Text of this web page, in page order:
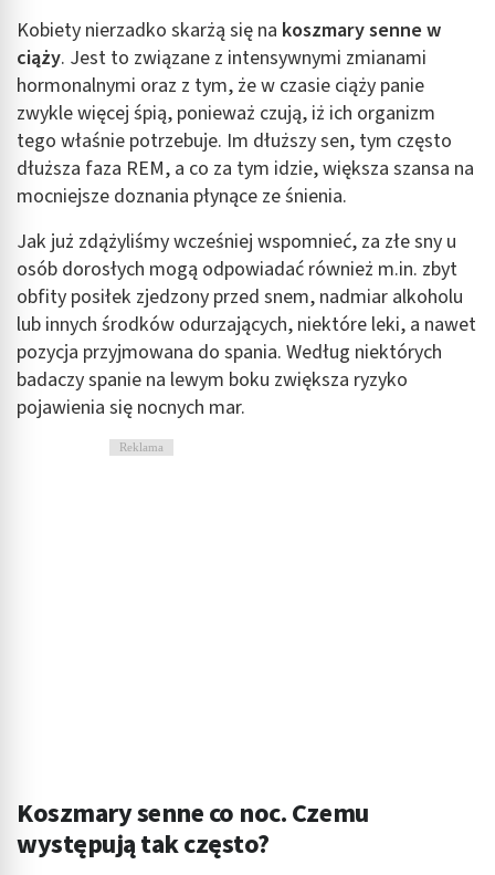
Kobiety nierzadko skarżą się na koszmary senne w
ciąży. Jest to związane z intensywnymi zmianami
hormonalnymi oraz z tym, że w czasie ciąży panie
zwykle więcej śpią, ponieważ czują, iż ich organizm
tego właśnie potrzebuje. Im dłuższy sen, tym często
dłuższa faza REM, a co za tym idzie, większa szansa na
mocniejsze doznania płynące ze śnienia.
Jak już zdążyliśmy wcześniej wspomnieć, za złe sny u
osób dorosłych mogą odpowiadać również m.in. zbyt
obfity posiłek zjedzony przed snem, nadmiar alkoholu
lub innych środków odurzających, niektóre leki, a nawet
pozycja przyjmowana do spania. Według niektórych
badaczy spanie na lewym boku zwiększa ryzyko
pojawienia się nocnych mar.
Reklama
Koszmary senne co noc. Czemu
występują tak często?